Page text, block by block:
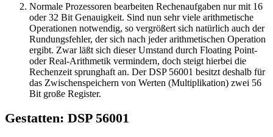
Normale Prozessoren bearbeiten Rechenaufgaben nur mit 16
oder 32 Bit Genauigkeit. Sind nun sehr viele arithmetische
Operationen notwendig, so vergrößert sich natürlich auch der
Rundungsfehler, der sich nach jeder arithmetischen Operation
ergibt. Zwar läßt sich dieser Umstand durch Floating Point-
oder Real-Arithmetik vermindern, doch steigt hierbei die
Rechenzeit sprunghaft an. Der DSP 56001 besitzt deshalb für
das Zwischenspeichern von Werten (Multiplikation) zwei 56
Bit große Register.
Gestatten: DSP 56001